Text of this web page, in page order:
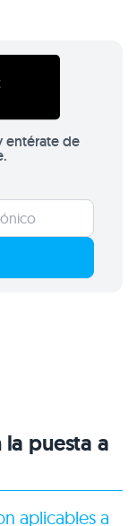
entérate de
puesta a
aplicables a